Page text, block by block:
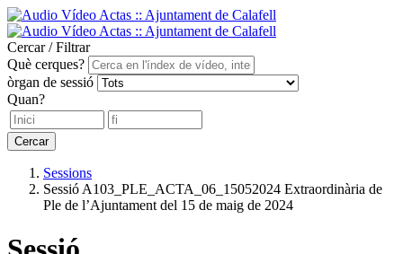
Cercar / Filtrar
Què cerques?
òrgan de sessió
Quan?
Cercar
Sessions
Sessió A103_PLE_ACTA_06_15052024 Extraordinària de
Ple de l’Ajuntament del 15 de maig de 2024